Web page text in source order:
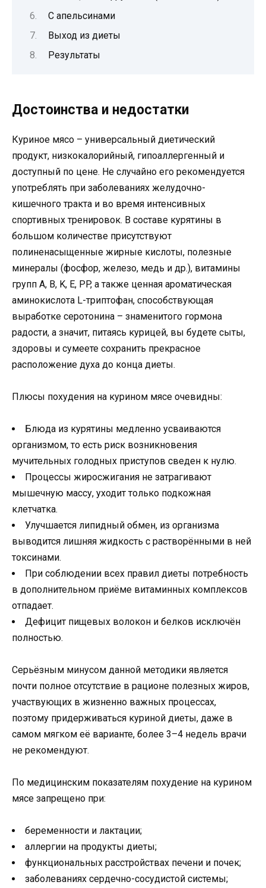
С апельсинами
Выход из диеты
Результаты
Достоинства и недостатки
Куриное мясо – универсальный диетический
продукт, низкокалорийный, гипоаллергенный и
доступный по цене. Не случайно его рекомендуется
употреблять при заболеваниях желудочно-
кишечного тракта и во время интенсивных
спортивных тренировок. В составе курятины в
большом количестве присутствуют
полиненасыщенные жирные кислоты, полезные
минералы (фосфор, железо, медь и др.), витамины
групп A, B, K, E, PP, а также ценная ароматическая
аминокислота L-триптофан, способствующая
выработке серотонина – знаменитого гормона
радости, а значит, питаясь курицей, вы будете сыты,
здоровы и сумеете сохранить прекрасное
расположение духа до конца диеты.
Плюсы похудения на курином мясе очевидны:
Блюда из курятины медленно усваиваются
организмом, то есть риск возникновения
мучительных голодных приступов сведен к нулю.
Процессы жиросжигания не затрагивают
мышечную массу, уходит только подкожная
клетчатка.
Улучшается липидный обмен, из организма
выводится лишняя жидкость с растворёнными в ней
токсинами.
При соблюдении всех правил диеты потребность
в дополнительном приёме витаминных комплексов
отпадает.
Дефицит пищевых волокон и белков исключён
полностью.
Серьёзным минусом данной методики является
почти полное отсутствие в рационе полезных жиров,
участвующих в жизненно важных процессах,
поэтому придерживаться куриной диеты, даже в
самом мягком её варианте, более 3–4 недель врачи
не рекомендуют.
По медицинским показателям похудение на курином
мясе запрещено при:
беременности и лактации;
аллергии на продукты диеты;
функциональных расстройствах печени и почек;
заболеваниях сердечно-сосудистой системы;